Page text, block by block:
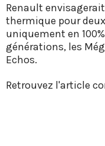
Renault
thermique pour
uniquement en
générations, les
Echos.
Retrouvez l'article